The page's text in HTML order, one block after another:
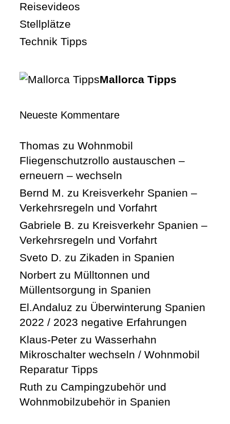
Reisevideos
Stellplätze
Technik Tipps
Mallorca Tipps
Neueste Kommentare
Thomas zu Wohnmobil
Fliegenschutzrollo austauschen –
erneuern – wechseln
Bernd M. zu Kreisverkehr Spanien –
Verkehrsregeln und Vorfahrt
Gabriele B. zu Kreisverkehr Spanien –
Verkehrsregeln und Vorfahrt
Sveto D. zu Zikaden in Spanien
Norbert zu Mülltonnen und
Müllentsorgung in Spanien
El.Andaluz zu Überwinterung Spanien
2022 / 2023 negative Erfahrungen
Klaus-Peter zu Wasserhahn
Mikroschalter wechseln / Wohnmobil
Reparatur Tipps
Ruth zu Campingzubehör und
Wohnmobilzubehör in Spanien